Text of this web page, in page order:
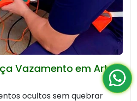
Vazamento em Artur
ocultos sem quebrar